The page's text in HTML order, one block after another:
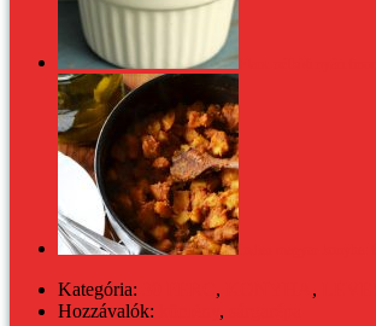
Kategória: , ,
Hozzávalók:
,